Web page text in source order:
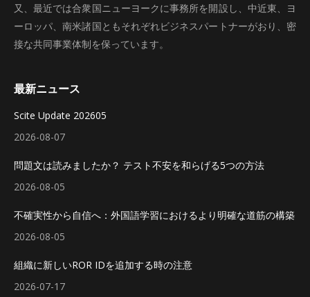
又、最近では合衆国ニューヨークに事務所を開設し、中近東、ヨ
ーロッパ、南米諸国ともそれぞれビジネスパートナーがおり、密
接な共同事業体制を保っています。
最新ニュース
Scite Update 202605
2026-08-07
問題文は読みましたか？ テスト不安を和らげる5つの方法
2026-08-05
不確実性から自信へ：外国語学習におけるより明確な道筋の構築
2026-08-05
組織に新しいROR IDを追加する時の注意
2026-07-17